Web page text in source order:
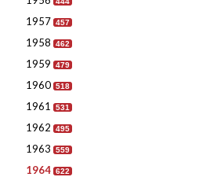
1957 457
1958 462
1959 479
1960 518
1961 531
1962 495
1963 559
1964 622